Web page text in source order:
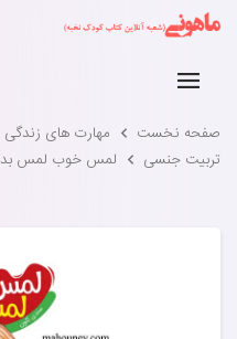
صفحه نخست مهارت های زندگی
تربیت جنسی
لمس خوب لمس بد